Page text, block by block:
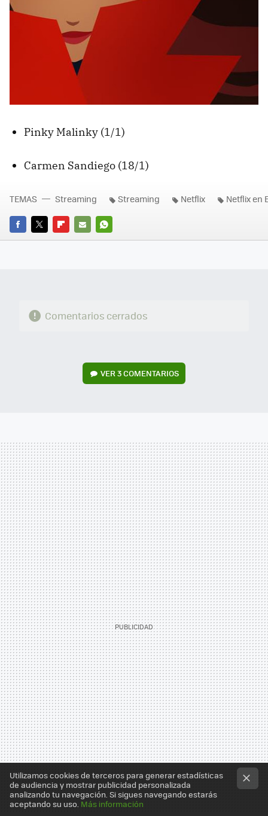
Pinky Malinky (1/1)
Carmen Sandiego (18/1)
FACEBOOK
TWITTERFLIPBOARD
E-
WHATSAPP
TEMAS Streaming Streaming Netflix Netflix en
Comentarios cerrados
VER3 COMENTARIOS
Utilizamos cookies de terceros para generar estadísticas
de audiencia y mostrar publicidad personalizada
analizando tu navegación. Si sigues navegando estarás
aceptando su uso. Más información